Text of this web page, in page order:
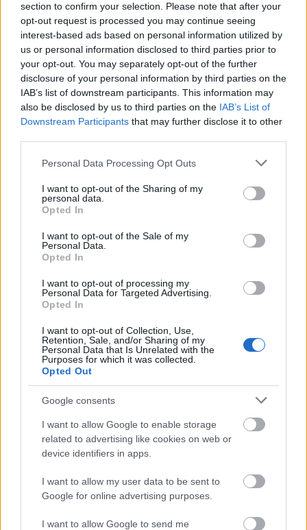
section to confirm your selection. Please note that after your
opt-out request is processed you may continue seeing
interest-based ads based on personal information utilized by
us or personal information disclosed to third parties prior to
your opt-out. You may separately opt-out of the further
disclosure of your personal information by third parties on the
IAB’s list of downstream participants. This information may
also be disclosed by us to third parties on the IAB’s List of
Downstream Participants that may further disclose it to other
Please note that this website/app uses one or more Google
not limited to your visit or usage behaviour. You may click to
grant or deny consent to Google and its third-party tags to
use your data for below specified purposes in below Google
consent section.
Personal Data Processing Opt Outs
I want to opt-out of the Sharing of my
personal data.
Opted In
I want to opt-out of the Sale of my
Personal Data.
Opted In
I want to opt-out of processing my
Personal Data for Targeted Advertising.
Opted In
I want to opt-out of Collection, Use,
Retention, Sale, and/or Sharing of my
Personal Data that Is Unrelated with the
Purposes for which it was collected.
Opted Out
Google consents
I want to allow Google to enable storage
related to advertising like cookies on web or
device identifiers in apps.
I want to allow my user data to be sent to
Google for online advertising purposes.
I want to allow Google to send me
2007-es kiadás az Agavétól, a városi könyvtárból
kölcsönözve. Nagyon tetszik a címlapkép, hozza az
könyv egyéb vonatkozásaira is, emellett meg szép,
esztétikus is.
Ajánlott bejegyzések:
Novemberi zárás